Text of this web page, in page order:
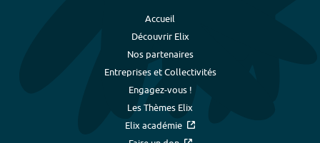
Accueil
Découvrir Elix
Nos partenaires
Entreprises et Collectivités
Engagez-vous !
Les Thèmes Elix
Elix académie